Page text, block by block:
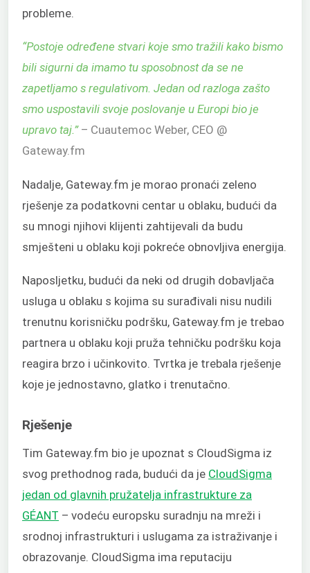
probleme.
“Postoje određene stvari koje smo tražili kako bismo
bili sigurni da imamo tu sposobnost da se ne
zapetljamo s regulativom. Jedan od razloga zašto
smo uspostavili svoje poslovanje u Europi bio je
upravo taj.” – Cuautemoc Weber, CEO @
Gateway.fm
Nadalje, Gateway.fm je morao pronaći zeleno
rješenje za podatkovni centar u oblaku, budući da
su mnogi njihovi klijenti zahtijevali da budu
smješteni u oblaku koji pokreće obnovljiva energija.
Naposljetku, budući da neki od drugih dobavljača
usluga u oblaku s kojima su surađivali nisu nudili
trenutnu korisničku podršku, Gateway.fm je trebao
partnera u oblaku koji pruža tehničku podršku koja
reagira brzo i učinkovito. Tvrtka je trebala rješenje
koje je jednostavno, glatko i trenutačno.
Rješenje
Tim Gateway.fm bio je upoznat s CloudSigma iz
svog prethodnog rada, budući da je CloudSigma
jedan od glavnih pružatelja infrastrukture za
GÉANT – vodeću europsku suradnju na mreži i
srodnoj infrastrukturi i uslugama za istraživanje i
obrazovanje. CloudSigma ima reputaciju